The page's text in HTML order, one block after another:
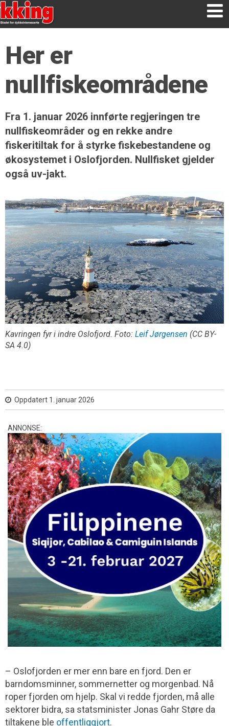
Her er
nullfiskeområdene
Fra 1. januar 2026 innførte regjeringen tre
nullfiskeområder og en rekke andre
fiskeritiltak for å styrke fiskebestandene og
økosystemet i Oslofjorden. Nullfisket gjelder
også uv-jakt.
Kavringen fyr i indre Oslofjord. Foto: Leif Jørgensen (CC BY-
SA 4.0)
Oppdatert 1. januar 2026
ANNONSE:
– Oslofjorden er mer enn bare en fjord. Den er
barndomsminner, sommernetter og morgenbad. Nå
roper fjorden om hjelp. Skal vi redde fjorden, må alle
sektorer bidra, sa statsminister Jonas Gahr Støre da
tiltakene ble offentliggjort.